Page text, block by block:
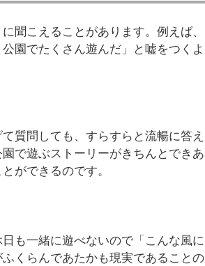
聞こえることがあります。例えば、
園でたくさん遊んだ」と嘘をつくよ
質問しても、すらすらと流暢に答え
で遊ぶストーリーがきちんとできあ
ができるのです。
も一緒に遊べないので「こんな風に
くらんであたかも現実であることの